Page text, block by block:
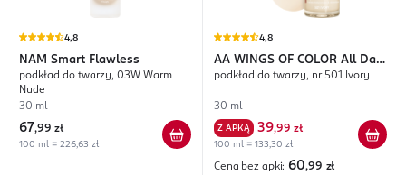
4,8
NAM Smart Flawless
podkład do twarzy, 03W Warm
Nude
30 ml
67,99 zł
100 ml = 226,63 zł
4,8
AA WINGS OF COLOR All Day
Long
podkład do twarzy, nr 501 Ivory
30 ml
Z APKĄ 39,99 zł
100 ml = 133,30 zł
Cena bez apki: 60,99 zł